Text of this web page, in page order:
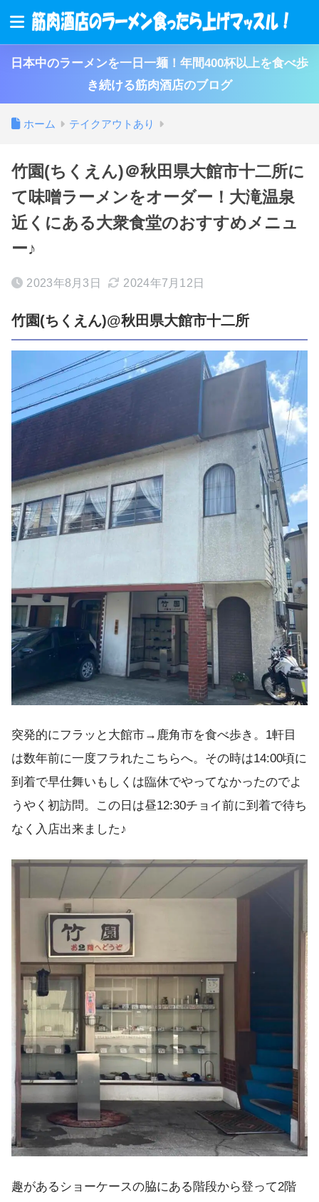
日本中のラーメンを一日一麺！年間400杯以上を食べ歩
き続ける筋肉酒店のブログ
ホーム テイクアウトあり
竹園(ちくえん)＠秋田県大館市十二所に
て味噌ラーメンをオーダー！大滝温泉
近くにある大衆食堂のおすすめメニュ
ー♪
2023年8月3日 2024年7月12日
竹園(ちくえん)@秋田県大館市十二所
突発的にフラッと大館市→鹿角市を食べ歩き。1軒目
は数年前に一度フラれたこちらへ。その時は14:00頃に
到着で早仕舞いもしくは臨休でやってなかったのでよ
うやく初訪問。この日は昼12:30チョイ前に到着で待ち
なく入店出来ました♪
趣があるショーケースの脇にある階段から登って2階